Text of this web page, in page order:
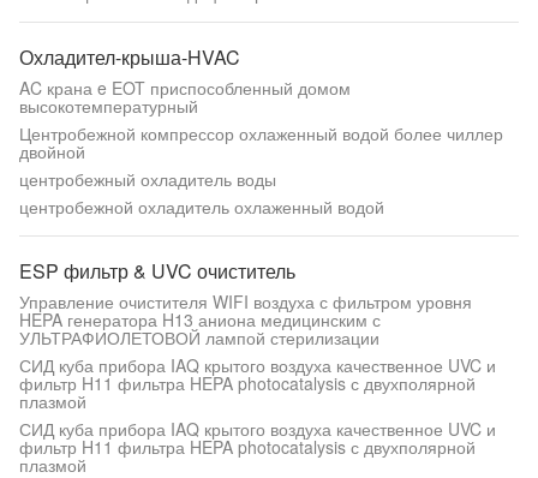
Охладител-крыша-HVAC
AC крана e EOT приспособленный домом
высокотемпературный
Центробежной компрессор охлаженный водой более чиллер
двойной
центробежный охладитель воды
центробежной охладитель охлаженный водой
ESP фильтр & UVC очиститель
Управление очистителя WIFI воздуха с фильтром уровня
HEPA генератора H13 аниона медицинским с
УЛЬТРАФИОЛЕТОВОЙ лампой стерилизации
СИД куба прибора IAQ крытого воздуха качественное UVC и
фильтр H11 фильтра HEPA photocatalysis с двухполярной
плазмой
СИД куба прибора IAQ крытого воздуха качественное UVC и
фильтр H11 фильтра HEPA photocatalysis с двухполярной
плазмой